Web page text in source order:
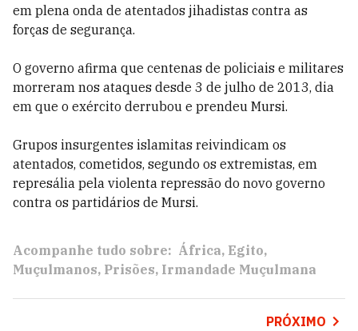
em plena onda de atentados jihadistas contra as
forças de segurança.
O governo afirma que centenas de policiais e militares
morreram nos ataques desde 3 de julho de 2013, dia
em que o exército derrubou e prendeu Mursi.
Grupos insurgentes islamitas reivindicam os
atentados, cometidos, segundo os extremistas, em
represália pela violenta repressão do novo governo
contra os partidários de Mursi.
Acompanhe tudo sobre: África Egito
Muçulmanos Prisões Irmandade Muçulmana
PRÓXIMO